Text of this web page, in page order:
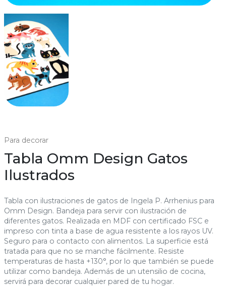
Para decorar
Tabla Omm Design Gatos
Ilustrados
Tabla con ilustraciones de gatos de Ingela P. Arrhenius para
Omm Design. Bandeja para servir con ilustración de
diferentes gatos. Realizada en MDF con certificado FSC e
impreso con tinta a base de agua resistente a los rayos UV.
Seguro para o contacto con alimentos. La superficie está
tratada para que no se manche fácilmente. Resiste
temperaturas de hasta +130°, por lo que también se puede
utilizar como bandeja. Además de un utensilio de cocina,
servirá para decorar cualquier pared de tu hogar.